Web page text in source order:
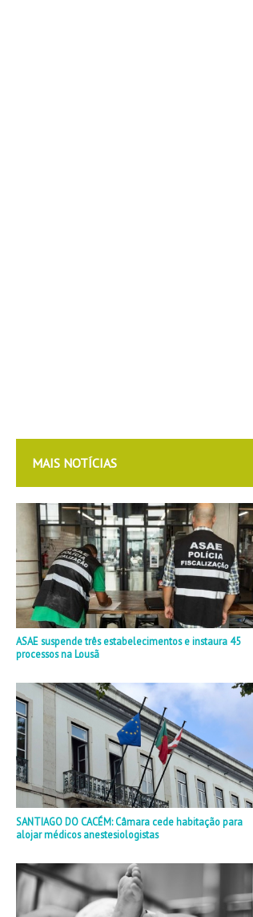
MAIS NOTÍCIAS
ASAE suspende três estabelecimentos e instaura 45
processos na Lousã
SANTIAGO DO CACÉM: Câmara cede habitação para
alojar médicos anestesiologistas